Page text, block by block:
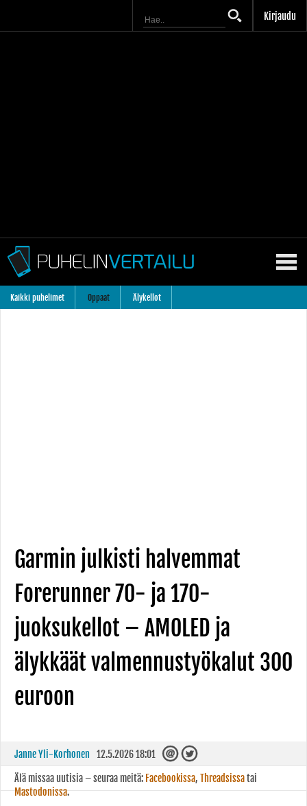
Kirjaudu
Kaikki puhelimet Oppaat Älykellot
Garmin julkisti halvemmat
Forerunner 70- ja 170-
juoksukellot – AMOLED ja
älykkäät valmennustyökalut 300
euroon
Janne Yli-Korhonen 12.5.2026 18:01
Älä missaa uutisia – seuraa meitä: Facebookissa, Threadsissatai
Mastodonissa.